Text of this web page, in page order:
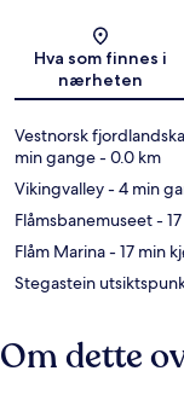
Hva som finnes i
nærheten
Vestnorsk
min gange- 0.0 km
Vikingvalley- 4 min
Flåmsbanemuseet-
Flåm Marina- 17 min
Stegastein
Om dette